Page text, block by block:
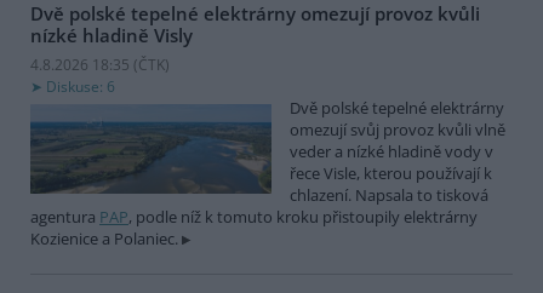
Dvě polské tepelné elektrárny omezují provoz kvůli
nízké hladině Visly
4.8.2026 18:35 (ČTK)
Diskuse: 6
Dvě polské tepelné elektrárny
omezují svůj provoz kvůli vlně
veder a nízké hladině vody v
řece Visle, kterou používají k
chlazení. Napsala to tisková
agentura PAP, podle níž k tomuto kroku přistoupily elektrárny
Kozienice a Polaniec.